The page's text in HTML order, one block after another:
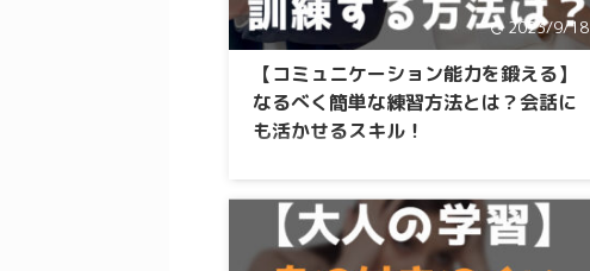
2023/9/18
【コミュニケーション能力を鍛える】
なるべく簡単な練習方法とは？会話に
も活かせるスキル！
いる。 自分の言いたいことを伝えたい、相手の言
うことも理解できるようになりたい。 できれば簡
単で、効果が見えやすい方法を知りたい。 「副